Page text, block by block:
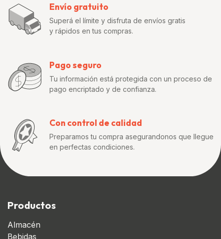
Envío gratuito
Superá el límite y disfruta de envíos gratis
y rápidos en tus compras.
Pago seguro
Tu información está protegida con un proceso de
pago encriptado y de confianza.
Con control de calidad
Preparamos tu compra asegurandonos que llegue
en perfectas condiciones.
Productos
Almacén
Bebidas